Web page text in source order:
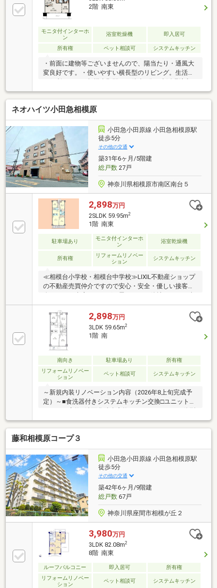
2階 南東
モニタ付インターホ
ン
浴室乾燥機 即入居可
所有権 ペット相談可 システムキッチン
・前面に建物等ございませんので、陽当たり・通風大
変良好です。・使いやすい横長型のリビング。生活に
好です。・16.20㎡（4.9坪）のワイドバルコニーとな
っております。・ペット飼育可能（犬、猫2匹まで飼
育可能）・駐車場：月額18 000円～23 000円・駐輪
場：月額200円～600円・バイク置場：月額2 000円～3
000円
ネオハイツ小田急相模原
小田急小田原線 小田急相模原駅
徒歩5分
その他の交通
築31年6ヶ月/5階建
総戸数27戸
神奈川県相模原市南区南台５
2,898万円
2SLDK 59.95m2
1階 南東
駐車場あり
モニタ付インターホ
ン
浴室乾燥機
所有権
リフォームリノベー
ション
システムキッチン
≪相模台小学校・相模台中学校≫LIXIL不動産ショップ
の不動産売買仲介ですので安心・安全・優しい接客を
いをご堪能下さい。～～～～～～～～～～～～～～～
～～～～～～インターネット、チラシなどに掲載でき
ない物件や未公開物件・自社物件も多数ございます。
物件情報等はコチラまでTEL：046-244-3815～～～～
～～～～～～～～～～～～～～～～～
2,898万円
3LDK 59.65m2
1階 南
南向き 駐車場あり
所有権
リフォームリノベー
ション
ペット相談可 システムキッチン
～新規内装リノベーション内容（2026年8上旬完成予
定）～■食洗器付きシステムキッチン交換□ユニットバ
トイレ交換■給湯器交換□全室クロス張替■シューズボ
ックス交換□全室建具交換■全室フローリング工事□フ
ロアタイル交換貼■防水パン・洗濯水栓交換□全室照明
器具設置■分電盤交換□住宅用火災報知器設置■専有部
給水管・給湯管・追い焚き管交換□先行配管工事■クリ
ーニング「見学予約（無料）」ボタンから、ご予約を
受付けております！当日のご予約はお電話にて承りま
すので、青の「問合せ」ボタンよりお問合せくださ
い！
藤和相模原コープ３
小田急小田原線 小田急相模原駅
徒歩5分
その他の交通
築42年6ヶ月/9階建
総戸数67戸
神奈川県座間市相模が丘２
3,980万円
3LDK 82.08m2
8階 南東
ルーフバルコニー 即入居可
所有権
リフォームリノベー
ション
ペット相談可 システムキッチン